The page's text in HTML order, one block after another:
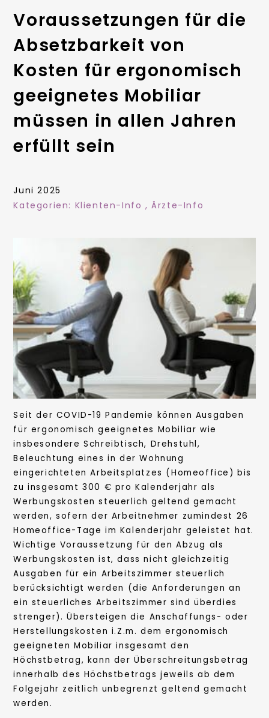
Voraussetzungen für die
Absetzbarkeit von
Kosten für ergonomisch
geeignetes Mobiliar
müssen in allen Jahren
erfüllt sein
Juni 2025
Kategorien: Klienten-Info ,Ärzte-Info
Seit der COVID-19 Pandemie können Ausgaben
für ergonomisch geeignetes Mobiliar wie
insbesondere Schreibtisch, Drehstuhl,
Beleuchtung eines in der Wohnung
eingerichteten Arbeitsplatzes (Homeoffice) bis
zu insgesamt 300 € pro Kalenderjahr als
Werbungskosten steuerlich geltend gemacht
werden, sofern der Arbeitnehmer zumindest 26
Homeoffice-Tage im Kalenderjahr geleistet hat.
Wichtige Voraussetzung für den Abzug als
Werbungskosten ist, dass nicht gleichzeitig
Ausgaben für ein Arbeitszimmer steuerlich
berücksichtigt werden (die Anforderungen an
ein steuerliches Arbeitszimmer sind überdies
strenger). Übersteigen die Anschaffungs- oder
Herstellungskosten i.Z.m. dem ergonomisch
geeigneten Mobiliar insgesamt den
Höchstbetrag, kann der Überschreitungsbetrag
innerhalb des Höchstbetrags jeweils ab dem
Folgejahr zeitlich unbegrenzt geltend gemacht
werden.